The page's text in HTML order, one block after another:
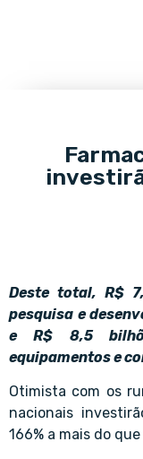
Deste total, R$
pesquisa e
e R$ 8,5
equipamentos e
Otimista com os
nacionais
166% a mais do